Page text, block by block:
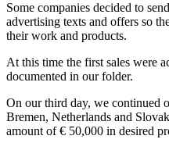
Some companies decided to
advertising texts and offers so
their work and products.
At this time the first sales were
documented in our folder.
On our third day, we continued
Bremen, Netherlands and
amount of € 50,000 in desired